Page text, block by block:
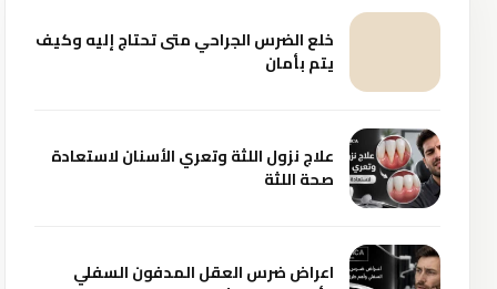
خلع الضرس الجراحي متى تحتاج إليه وكيف
يتم بأمان
علاج نزول اللثة وتعري الأسنان لاستعادة
صحة اللثة
اعراض ضرس العقل المدفون السفلي